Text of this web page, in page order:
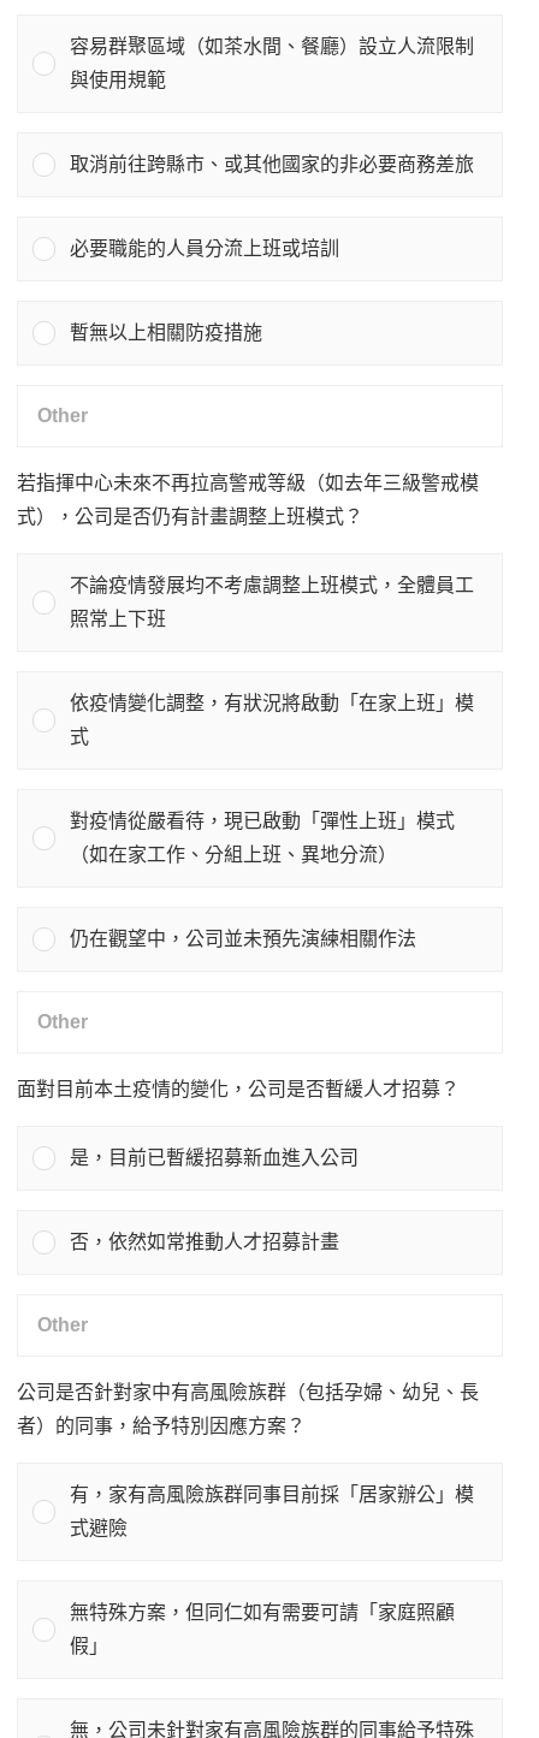
容易群聚區域（如茶水間、餐廳）設立人流限制
與使用規範
取消前往跨縣市、或其他國家的非必要商務差旅
必要職能的人員分流上班或培訓
暫無以上相關防疫措施
若指揮中心未來不再拉高警戒等級（如去年三級警戒模
式），公司是否仍有計畫調整上班模式？
不論疫情發展均不考慮調整上班模式，全體員工
照常上下班
依疫情變化調整，有狀況將啟動「在家上班」模
式
對疫情從嚴看待，現已啟動「彈性上班」模式
（如在家工作、分組上班、異地分流）
仍在觀望中，公司並未預先演練相關作法
面對目前本土疫情的變化，公司是否暫緩人才招募？
是，目前已暫緩招募新血進入公司
否，依然如常推動人才招募計畫
公司是否針對家中有高風險族群（包括孕婦、幼兒、長
者）的同事，給予特別因應方案？
有，家有高風險族群同事目前採「居家辦公」模
式避險
無特殊方案，但同仁如有需要可請「家庭照顧
假」
無，公司未針對家有高風險族群的同事給予特殊